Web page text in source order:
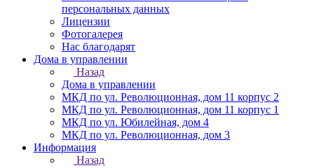
персональных данных
Лицензии
Фотогалерея
Нас благодарят
Дома в управлении
Назад
Дома в управлении
МКД по ул. Революционная, дом 11 корпус 2
МКД по ул. Революционная, дом 11 корпус 1
МКД по ул. Юбилейная, дом 4
МКД по ул. Революционная, дом 3
Информация
Назад